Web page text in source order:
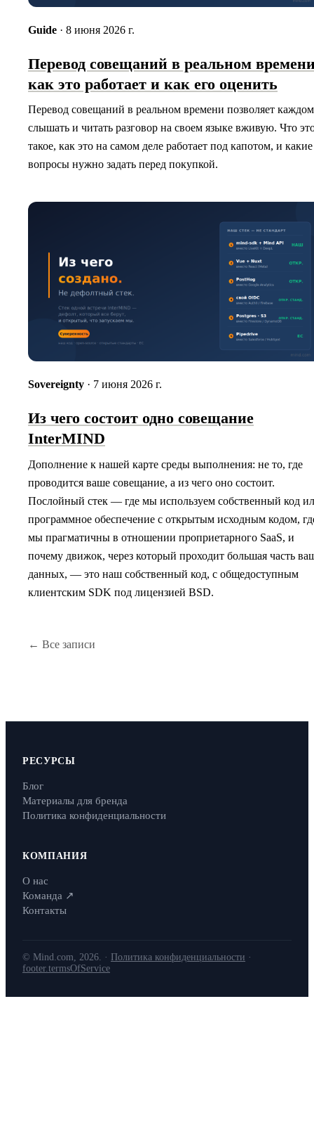
Guide · 8 июня 2026 г.
Перевод совещаний в реальном
как это работает и как его оценить
Перевод совещаний в реальном времени позволяет
слышать и читать разговор на своем языке вживую. Что
такое, как это на самом деле работает под капотом, и какие
вопросы нужно задать перед покупкой.
Sovereignty · 7 июня 2026 г.
Из чего состоит одно совещание
InterMIND
Дополнение к нашей карте среды выполнения: не то, где
проводится ваше совещание, а из чего оно состоит.
Послойный стек — где мы используем собственный код
программное обеспечение с открытым исходным кодом,
мы прагматичны в отношении проприетарного SaaS, и
почему движок, через который проходит большая часть
данных, — это наш собственный код, с общедоступным
клиентским SDK под лицензией BSD.
← Все записи
РЕСУРСЫ
Блог
Материалы для бренда
Политика конфиденциальности
КОМПАНИЯ
О нас
Команда ↗
Контакты
© Mind.com, 2026. · Политика конфиденциальности ·
footer.termsOfService